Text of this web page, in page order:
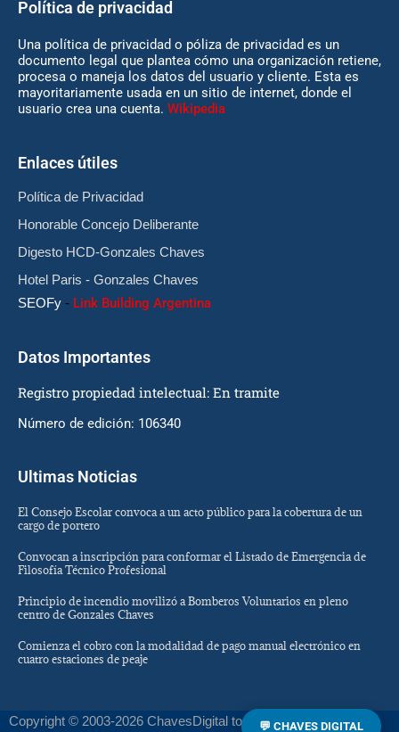
Política de privacidad
Una política de privacidad o póliza de privacidad es un
documento legal que plantea cómo una organización retiene,
procesa o maneja los datos del usuario y cliente. Esta es
mayoritariamente usada en un sitio de internet, donde el
usuario crea una cuenta. Wikipedia
Enlaces útiles
Política de Privacidad
Honorable Concejo Deliberante
Digesto HCD-Gonzales Chaves
Hotel Paris - Gonzales Chaves
SEOFy - Link Building Argentina
Datos Importantes
Registro propiedad intelectual: En tramite
Número de edición: 106340
Ultimas Noticias
El Consejo Escolar convoca a un acto público para la cobertura de un
cargo de portero
Convocan a inscripción para conformar el Listado de Emergencia de
Filosofía Técnico Profesional
Principio de incendio movilizó a Bomberos Voluntarios en pleno
centro de Gonzales Chaves
Comienza el cobro con la modalidad de pago manual electrónico en
cuatro estaciones de peaje
Copyright © 2003-2026 ChavesDigital todos los derechos
💬 CHAVES DIGITAL